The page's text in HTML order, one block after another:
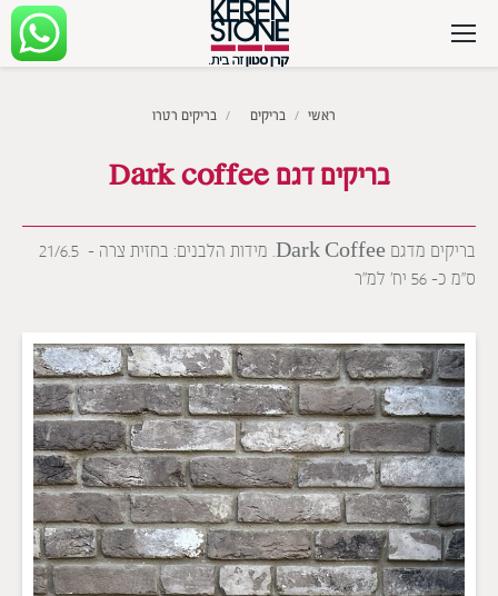
ראשי בריקים בריקים רטרו
בריקים דגם Dark coffee
בריקים מדגם Dark Coffee. מידות הלבנים: בחזית צרה – 21/6.5
ס”מ כ- 56 יח’ למ”ר